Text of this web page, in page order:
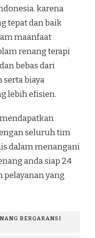
karena
tepat dan baik
maanfaat
renang terapi
bebas dari
biaya
lebih efisien.
seluruh tim
dalam menangani
anda siap 24
yang
BERGARANSI